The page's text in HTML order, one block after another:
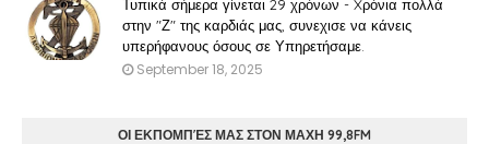
Τυπικά σήμερα γίνεται 29 χρόνων - Xρόνια πολλά
στην "Ζ" της καρδιάς μας, συνεχισε να κάνεις
υπερήφανους όσους σε Υπηρετήσαμε.
September 18, 2025
ΟΙ ΕΚΠΟΜΠΈΣ ΜΑΣ ΣΤΟΝ ΜΑΧΗ 99,8FM